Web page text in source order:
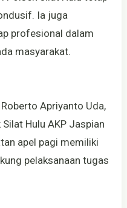
Ia juga
profesional dalam
masyarakat.
Apriyanto Uda,
Silat Hulu AKP Jaspian
apel pagi memiliki
pelaksanaan tugas